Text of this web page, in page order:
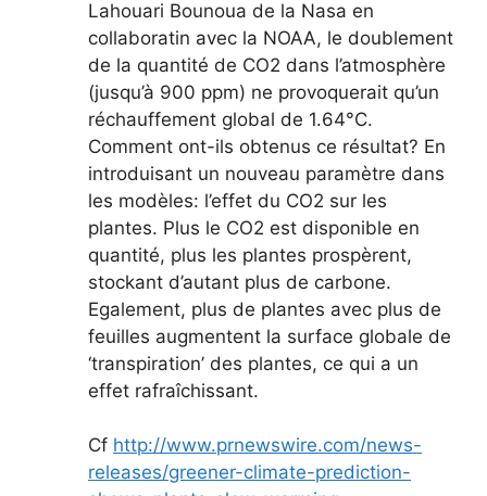
Lahouari Bounoua de la Nasa en
collaboratin avec la NOAA, le doublement
de la quantité de CO2 dans l’atmosphère
(jusqu’à 900 ppm) ne provoquerait qu’un
réchauffement global de 1.64°C.
Comment ont-ils obtenus ce résultat? En
introduisant un nouveau paramètre dans
les modèles: l’effet du CO2 sur les
plantes. Plus le CO2 est disponible en
quantité, plus les plantes prospèrent,
stockant d’autant plus de carbone.
Egalement, plus de plantes avec plus de
feuilles augmentent la surface globale de
‘transpiration’ des plantes, ce qui a un
effet rafraîchissant.
Cf http://www.prnewswire.com/news-
releases/greener-climate-prediction-